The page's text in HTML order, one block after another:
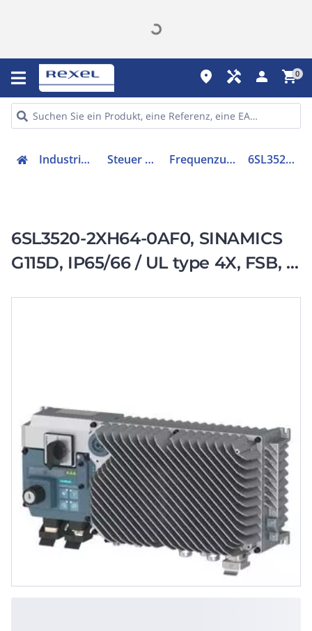
place handyman person shopping_cart0
Industriekomponenten Steuer & Regelgeräte Frequenzumrichter =< 1 kV 6SL35202XH640AF0
6SL3520-2XH64-0AF0, SINAMICS
G115D, IP65/66 / UL type 4X, FSB, 3